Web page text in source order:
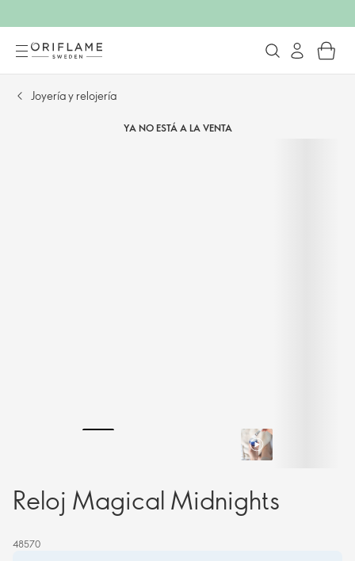
Joyería y relojería
YA NO ESTÁ A LA VENTA
Reloj Magical Midnights
48570